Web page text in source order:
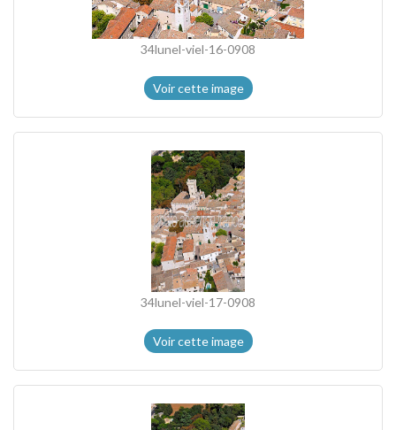
34lunel-viel-16-0908
Voir cette image
34lunel-viel-17-0908
Voir cette image